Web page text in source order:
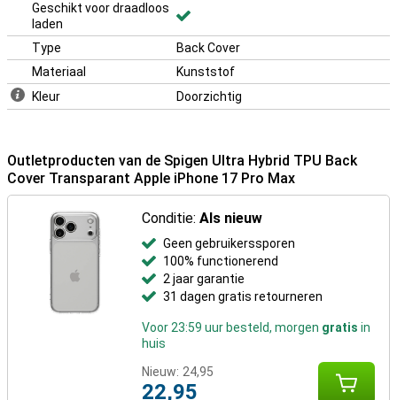
Geschikt voor draadloos
laden
Type
Back Cover
Materiaal
Kunststof
Kleur
Doorzichtig
Outletproducten van de Spigen Ultra Hybrid TPU Back
Cover Transparant Apple iPhone 17 Pro Max
Conditie:Als nieuw
Geen gebruikerssporen
100% functionerend
2 jaar garantie
31 dagen gratis retourneren
Voor 23:59 uur besteld, morgen gratis in
huis
Nieuw: 24,95
22,95